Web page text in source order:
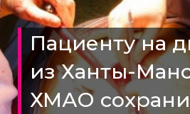
Пациенту на
из Ханты-Мансийска
ХМАО